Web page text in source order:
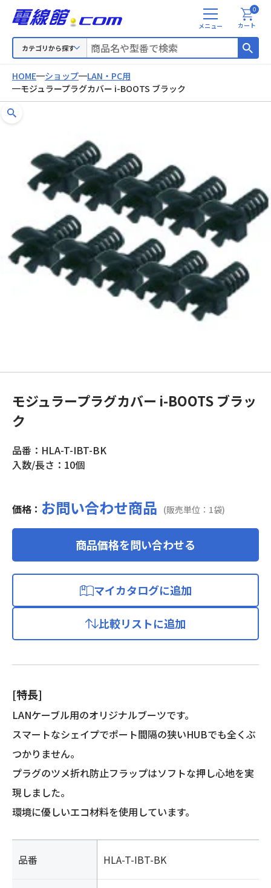
カテゴリから探す
メ
ニ
カート
0
HOME ショップ
LAN・PC用
モジュラープラグカバー i-BOOTS ブラック
モジュラープラグカバー i-BOOTS ブラッ
ク
品番：HLA-T-IBT-BK
入数/長さ：10個
価格： お問い合わせ商品 (販売単位：1袋)
商品価格を問い合わせる
マイカタログに追加
比較リストに追加
[特長]
LANケーブル用のオリジナルブーツです。
スマートなシェイプでポート間隔の狭いHUBでも全くぶ
つかりません。
プラグのツメ折れ防止フラップはソフトな押し心地を実
現しました。
環境に優しいエコ材料を使用しています。
品番 HLA-T-IBT-BK